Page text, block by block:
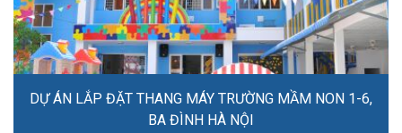
DỰ ÁN LẮP ĐẶT THANG MÁY TRƯỜNG MẦM NON 1-6,
BA ĐÌNH HÀ NỘI